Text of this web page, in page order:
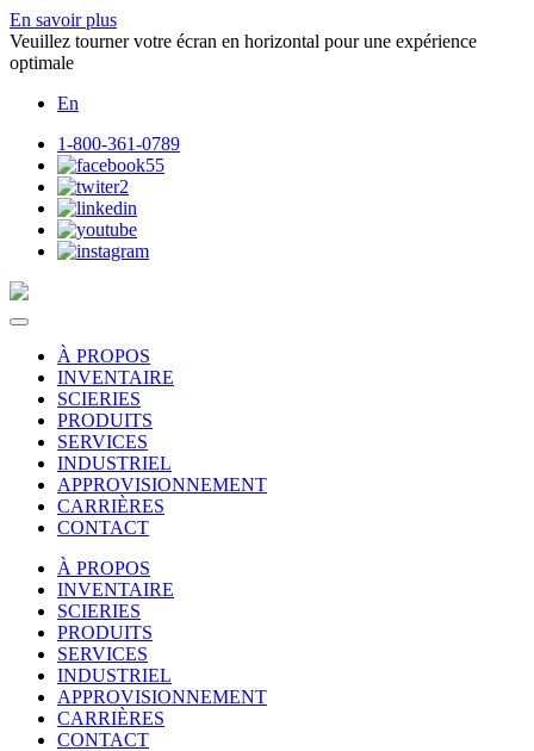
En savoir plus
Veuillez tourner votre écran en horizontal pour une expérience
optimale
En
1-800-361-0789
À PROPOS
INVENTAIRE
SCIERIES
PRODUITS
SERVICES
INDUSTRIEL
APPROVISIONNEMENT
CARRIÈRES
CONTACT
À PROPOS
INVENTAIRE
SCIERIES
PRODUITS
SERVICES
INDUSTRIEL
APPROVISIONNEMENT
CARRIÈRES
CONTACT